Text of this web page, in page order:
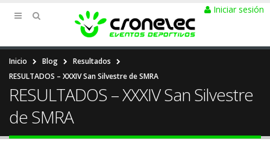
Iniciar sesión
Inicio Blog
Resultados
RESULTADOS – XXXIV San Silvestre de SMRA
RESULTADOS – XXXIV San Silvestre
de SMRA